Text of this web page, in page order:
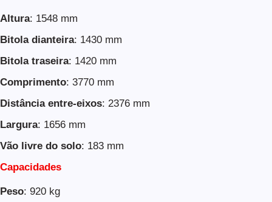
Altura: 1548 mm
Bitola dianteira: 1430 mm
Bitola traseira: 1420 mm
Comprimento: 3770 mm
Distância entre-eixos: 2376 mm
Largura: 1656 mm
Vão livre do solo: 183 mm
Capacidades
Peso: 920 kg